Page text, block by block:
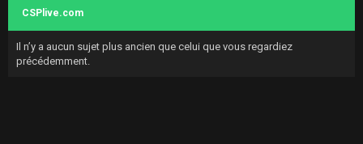
CSPlive.com
Il n’y a aucun sujet plus ancien que celui que vous regardiez
précédemment.